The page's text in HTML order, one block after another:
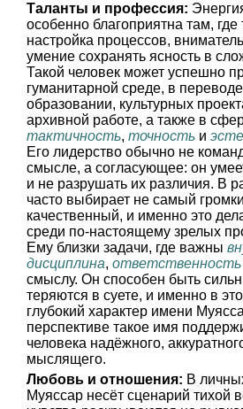
Таланты и профессия:
особенно благоприятна там, где
настройка процессов,
умение сохранять ясность в
Такой человек может успешно
гуманитарной среде, в
образовании, культурных
архивной работе, а также в
тактичность, точность и
Его лидерство обычно не
смысле, а согласующее: он
и не разрушать их различия. В
часто выбирает не самый
качественный, и именно это
среди по-настоящему зрелых
Ему близки задачи, где важны
дисциплина, ответственность
смыслу. Он способен быть
теряются в суете, и именно в
глубокий характер имени
перспективе такое имя
человека надёжного,
мыслящего.
Любовь и отношения: В
Муяссар несёт сценарий тихой